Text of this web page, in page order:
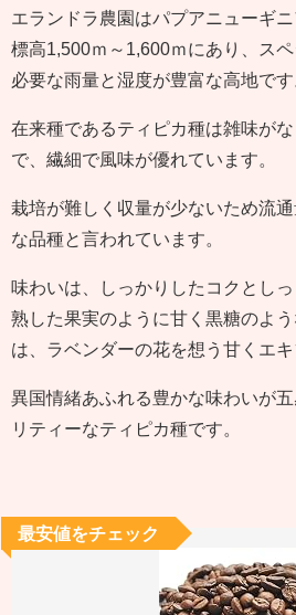
エランドラ農園はパプアニューギ
標高1,500ｍ～1,600ｍにあり、ス
必要な雨量と湿度が豊富な高地です
在来種であるティピカ種は雑味が
で、繊細で風味が優れています。
栽培が難しく収量が少ないため流
な品種と言われています。
味わいは、しっかりしたコクとしっ
熟した果実のように甘く黒糖のよ
は、ラベンダーの花を想う甘くエキ
異国情緒あふれる豊かな味わいが
リティーなティピカ種です。
最安値をチェック